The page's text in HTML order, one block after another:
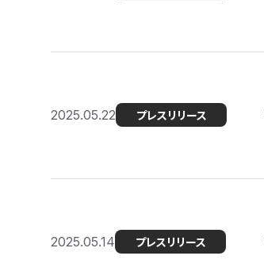
2025.05.22 プレスリリース
2025.05.14 プレスリリース